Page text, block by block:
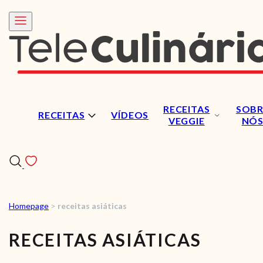
RECEITAS VÍDEOS
RECEITAS
VEGGIE
NÓS
RECEITAS
VÍDEOS
Homepage > receitas asiáticas
RECEITAS ASIÁTICAS